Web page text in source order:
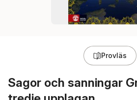
Provläs
Sagor och sanningar